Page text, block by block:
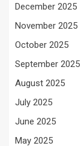
December 2025
November 2025
October 2025
September 2025
August 2025
July 2025
June 2025
May 2025